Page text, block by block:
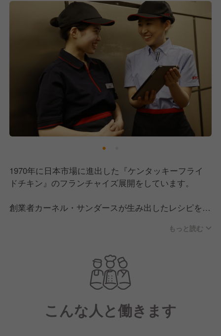
1970年に日本市場に進出した『ケンタッキーフライ
ドチキン』のフランチャイズ展開をしています。
創業者カーネル・サンダースが生み出したレシピを守
た国産ハーブ鶏を使用したこだわりの味を提供。
間暇かけて丁寧に手作りしています。
圧力釜でじっくりと揚げる調理法にもこだわり、お客
様に出来立てのおいしさをお届けしています。
さらにわたしたちは、"仲間がいるから仕事ができ
る"という理念を守り続け、「人を大事にすること」
もっと読む
こんな人と働きます